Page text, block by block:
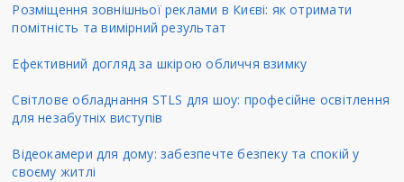
Розміщення зовнішньої реклами в Києві: як отримати
помітність та вимірний результат
Ефективний догляд за шкірою обличчя взимку
Світлове обладнання STLS для шоу: професійне освітлення
для незабутніх виступів
Відеокамери для дому: забезпечте безпеку та спокій у
своєму житлі